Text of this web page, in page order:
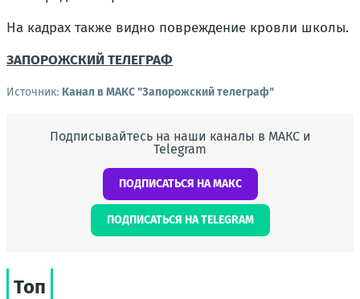
На кадрах также видно повреждение кровли школы.
ЗАПОРОЖСКИЙ ТЕЛЕГРАФ
Источник: Канал в МАКС "Запорожский телеграф"
Подписывайтесь на наши каналы в МАКС и
Telegram
ПОДПИСАТЬСЯ НА МАКС
ПОДПИСАТЬСЯ НА TELEGRAM
Топ